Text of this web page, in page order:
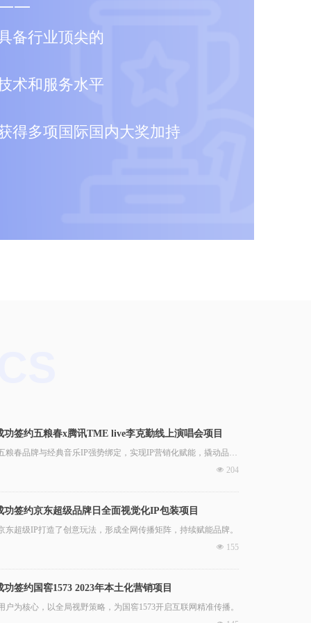
备行业顶尖的
术和服务水平
得多项国际国内大奖加持
功签约五粮春x腾讯TME live李克勤线上演唱会项目
粮春品牌与经典音乐IP强势绑定，实现IP营销化赋能，撬动品牌
넶 204
功签约京东超级品牌日全面视觉化IP包装项目
东超级IP打造了创意玩法，形成全网传播矩阵，持续赋能品牌。
넶 155
功签约国窖1573 2023年本土化营销项目
户为核心，以全局视野策略，为国窖1573开启互联网精准传播。